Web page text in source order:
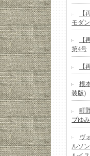
【
モダ
【
第4号
【
根
装版)
町
ブゆ
ヴ
ルソ